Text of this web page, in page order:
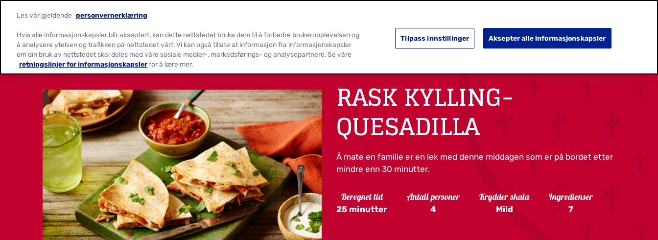
SORTIMENT OPPSKRIFTER OPPDAG MER HA OMSORG SEARCH
RASK KYLLING-
QUESADILLA
Å mate en familie er en lek med denne middagen som er på bordet etter
mindre enn 30 minutter.
Beregnet tid
25 minutter
Antall personer
4
Krydder skala
Mild
Ingredienser
7
Les vår gjeldende personvernerklæring.
Hvis alle informasjonskapsler blir akseptert, kan dette nettstedet bruke dem til å forbedre brukeropplevelsen og
å analysere ytelsen og trafikken på nettstedet vårt. Vi kan også tillate at informasjon fra informasjonskapsler
om din bruk av nettstedet skal deles med våre sosiale medier-, markedsførings- og analysepartnere. Se våre
retningslinjer for informasjonskapslerfor å lære mer.
Tilpass innstillinger Aksepter alle informasjonskapsler